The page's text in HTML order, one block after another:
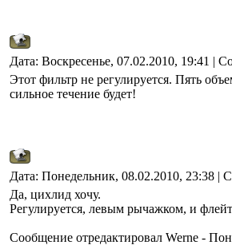
Дата: Воскресенье, 07.02.2010, 19:41 |
Этот фильтр не регулируется. Пять
сильное течение будет!
Дата: Понедельник, 08.02.2010, 23:38 |
Да, цихлид хочу.
Регулируется, левым рычажком, и
Сообщение отредактировал Werne-